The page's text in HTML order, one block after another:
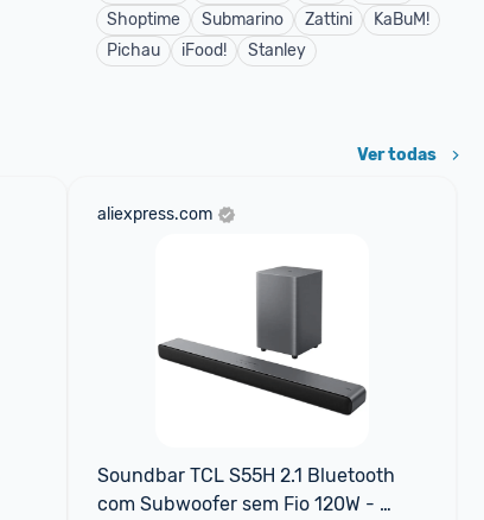
Shoptime
Submarino Zattini
KaBuM!
Pichau
iFood! Stanley
Ver todas
aliexpress.com
Soundbar TCL S55H 2.1 Bluetooth
com Subwoofer sem Fio 120W -